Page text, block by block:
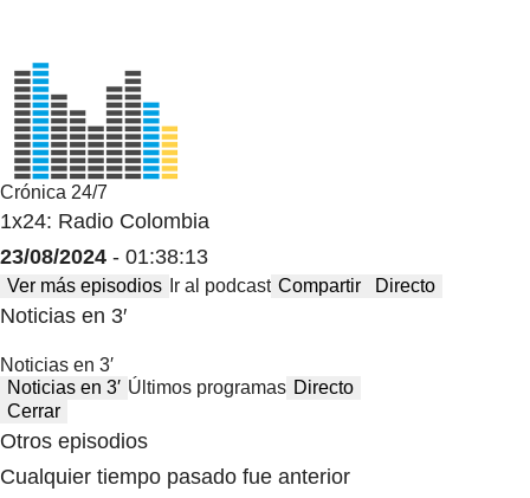
Crónica 24/7
1x24: Radio Colombia
23/08/2024 - 01:38:13
Ver más episodios Ir al podcast Compartir Directo
Noticias en 3′
Noticias en 3′
Noticias en 3′ Últimos programas Directo
Cerrar
Otros episodios
Cualquier tiempo pasado fue anterior